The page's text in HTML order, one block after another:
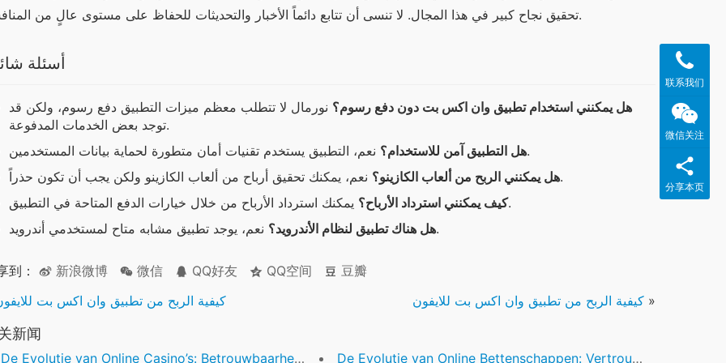
تحقيق نجاح كبير في هذا المجال. لا تنسى أن تتابع دائماً الأخبار والتحديثات للحفاظ على مستوى عالٍ من المنافسة.
أسئلة
هل يمكنني استخدام تطبيق وان اكس بت دون دفع رسوم؟ نورمال لا تتطلب معظم ميزات التطبيق دفع رسوم، ولكن قد
توجد بعض الخدمات المدفوعة.
هل التطبيق آمن للاستخدام؟نعم، التطبيق يستخدم تقنيات أمان متطورة لحماية بيانات المستخدمين.
هل يمكنني الربح من ألعاب الكازينو؟نعم، يمكنك تحقيق أرباح من ألعاب الكازينو ولكن يجب أن تكون حذراً.
كيف يمكنني استرداد الأرباح؟يمكنك استرداد الأرباح من خلال خيارات الدفع المتاحة في التطبيق.
هل هناك تطبيق لنظام الأندرويد؟نعم، يوجد تطبيق مشابه متاح لمستخدمي أندرويد.
到： 新浪微博 微信 QQ好友 QQ空间
豆瓣
كيفية الربح من تطبيق وان اكس بت كيفية الربح من تطبيق وان اكس بت للايفون »
新闻
De Evolutie van Online Casino’s: Betrouwbaarheid, Innovatie en Regulering De Evolutie van Online Bettenschappen: Vertrouwen, Transparantie en Ervaringen
联系我们
微信关注
分享本页